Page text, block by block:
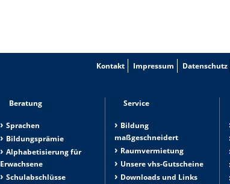
Kontakt Impressum Datenschutz
Beratung
Sprachen
Bildungsprämie
Alphabetisierung für
Erwachsene
Schulabschlüsse
Service
Bildung
maßgeschneidert
Raumvermietung
Unsere vhs-Gutscheine
Downloads und Links